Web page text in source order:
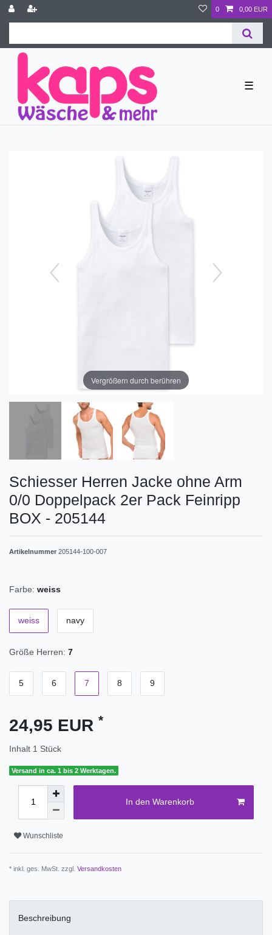
0 0,00 EUR
☰
Vergrößern durch berühren
Schiesser Herren Jacke ohne Arm
0/0 Doppelpack 2er Pack Feinripp
BOX - 205144
Artikelnummer 205144-100-007
Farbe: weiss
weiss navy
Größe Herren: 7
5 6 7 8 9
24,95 EUR *
Inhalt 1 Stück
Versand in ca. 1 bis 2 Werktagen.
In den Warenkorb
Wunschliste
* inkl. ges. MwSt. zzgl. Versandkosten
Beschreibung